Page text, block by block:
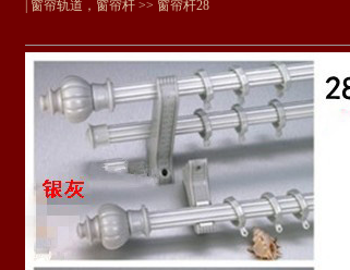
窗帘轨道，窗帘杆>> 窗帘杆28